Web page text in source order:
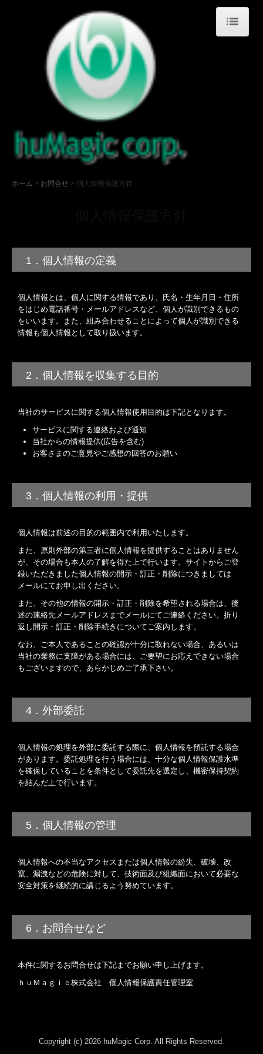
ホーム
会社概要
最新ニュース
エントリー
案件情報
個人情報保護方針
ホーム お問合せ 個人情報保護方針
1．個人情報の定義
個人情報とは、個人に関する情報であり、氏名・生年月日・住所
をはじめ電話番号・メールアドレスなど、個人が識別できるもの
をいいます。また、組み合わせることによって個人が識別できる
情報も個人情報として取り扱います。
2．個人情報を収集する目的
当社のサービスに関する個人情報使用目的は下記となります。
サービスに関する連絡および通知
当社からの情報提供(広告を含む)
お客さまのご意見やご感想の回答のお願い
3．個人情報の利用・提供
個人情報は前述の目的の範囲内で利用いたします。
また、原則外部の第三者に個人情報を提供することはありません
が、その場合も本人の了解を得た上で行います。サイトからご登
録いただきました個人情報の開示・訂正・削除につきましては
メールにてお申し出ください。
また、その他の情報の開示・訂正・削除を希望される場合は、後
述の連絡先メールアドレスまでメールにてご連絡ください。折り
返し開示・訂正・削除手続きについてご案内します。
なお、ご本人であることの確認が十分に取れない場合、あるいは
当社の業務に支障がある場合には、ご要望にお応えできない場合
もございますので、あらかじめご了承下さい。
4．外部委託
個人情報の処理を外部に委託する際に、個人情報を預託する場合
があります。委託処理を行う場合には、十分な個人情報保護水準
を確保していることを条件として委託先を選定し、機密保持契約
を結んだ上で行います。
5．個人情報の管理
個人情報への不当なアクセスまたは個人情報の紛失、破壊、改
竄、漏洩などの危険に対して、技術面及び組織面において必要な
安全対策を継続的に講じるよう努めています。
6．お問合せなど
本件に関するお問合せは下記までお願い申し上げます。
ｈｕＭａｇｉｃ株式会社 個人情報保護責任管理室
Copyright (c) 2026 huMagic Corp. All Rights Reserved.